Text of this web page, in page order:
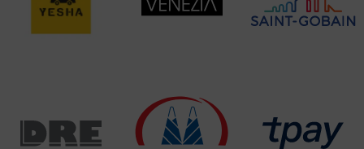
którego dokonano na podstawie zgody przed jej